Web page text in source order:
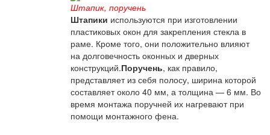
Штапик, поручень
Штапики используются при изготовлении
пластиковых окон для закрепления стекла в
раме. Кроме того, они положительно влияют
на долговечность оконных и дверных
конструкций.Поручень, как правило,
представляет из себя полосу, ширина которой
составляет около 40 мм, а толщина — 6 мм. Во
время монтажа поручней их нагревают при
помощи монтажного фена.